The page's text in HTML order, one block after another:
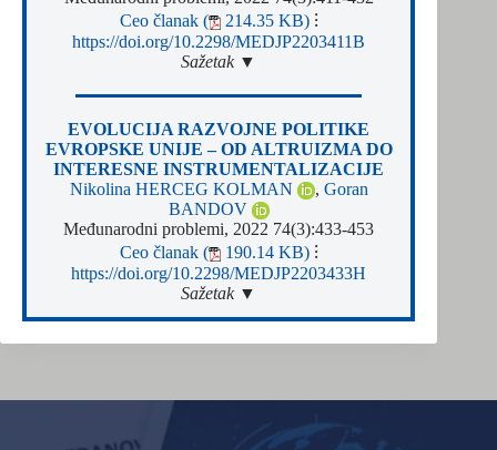
Ceo članak (
214.35 KB)⁝
https://doi.org/10.2298/MEDJP2203411B
Sažetak ▼
EVOLUCIJA RAZVOJNE POLITIKE
EVROPSKE UNIJE – OD ALTRUIZMA DO
INTERESNE INSTRUMENTALIZACIJE
Nikolina HERCEG KOLMAN
, Goran
BANDOV
Međunarodni problemi, 2022 74(3):433-453
Ceo članak (
190.14 KB)⁝
https://doi.org/10.2298/MEDJP2203433H
Sažetak ▼